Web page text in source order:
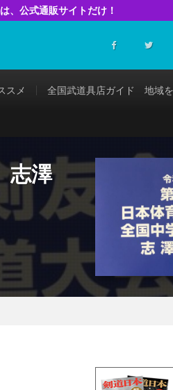
、公式通販サイトだけ！
スメ 全国武道具店ガイド 地域を
志澤